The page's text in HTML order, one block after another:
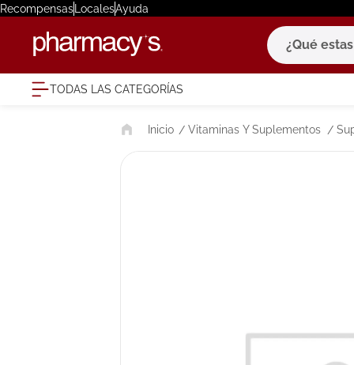
RecompensasLocalesAyuda
¿Qué estas
TODAS LAS CATEGORÍAS
Vitaminas Y Suplementos
1. eucerin